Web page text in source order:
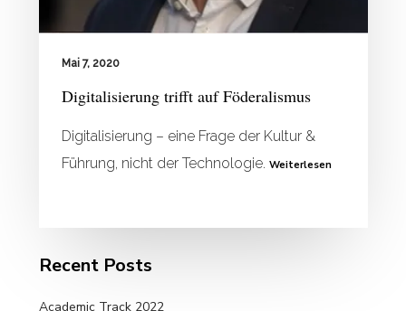
Mai 7, 2020
Digitalisierung trifft auf Föderalismus
Digitalisierung – eine Frage der Kultur &
Führung, nicht der Technologie. Weiterlesen
Recent Posts
Academic Track 2022